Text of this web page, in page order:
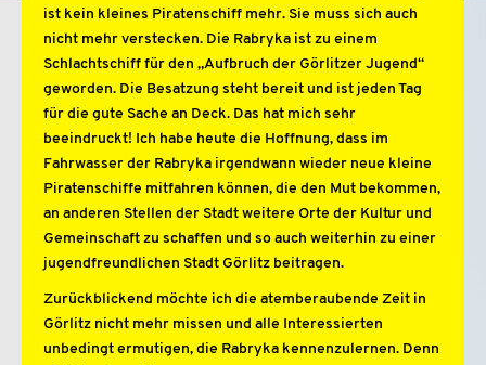
ist kein kleines Piratenschiff mehr. Sie muss sich auch
nicht mehr verstecken. Die Rabryka ist zu einem
Schlachtschiff für den „Aufbruch der Görlitzer Jugend“
geworden. Die Besatzung steht bereit und ist jeden Tag
für die gute Sache an Deck. Das hat mich sehr
beeindruckt! Ich habe heute die Hoffnung, dass im
Fahrwasser der Rabryka irgendwann wieder neue kleine
Piratenschiffe mitfahren können, die den Mut bekommen,
an anderen Stellen der Stadt weitere Orte der Kultur und
Gemeinschaft zu schaffen und so auch weiterhin zu einer
jugendfreundlichen Stadt Görlitz beitragen.
Zurückblickend möchte ich die atemberaubende Zeit in
Görlitz nicht mehr missen und alle Interessierten
unbedingt ermutigen, die Rabryka kennenzulernen. Denn